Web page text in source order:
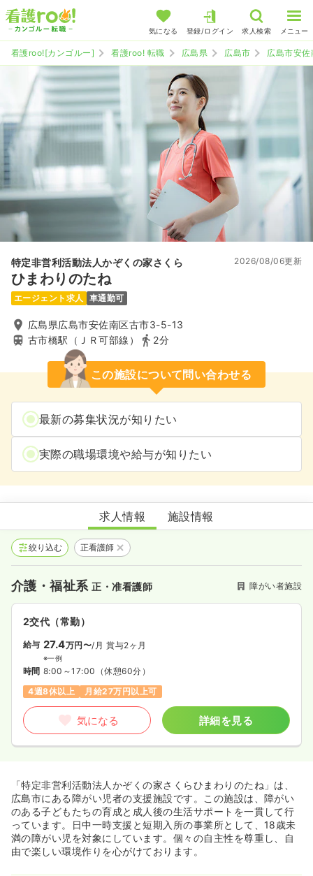
気になる 登録/ログイン 求人検索 メニュー
看護roo![カンゴルー] 看護roo! 転職 広島県 広島市 広島市安佐
特定非営利活動法人かぞくの家さくら
ひまわりのたね
2026/08/06更新
エージェント求人 車通勤可
広島県広島市安佐南区古市3-5-13
古市橋駅（ＪＲ可部線）
2分
この施設について問い合わせる
最新の募集状況が知りたい
実際の職場環境や給与が知りたい
ひまわりのたね
求人情報 施設情報
絞り込む 正看護師
介護・福祉系正・准看護師 障がい者施設
2交代（常勤）
給与 27.4万円〜/月 賞与2ヶ月
※一例
時間 8:00～17:00 （休憩60分）
4週8休以上
月給27万円以上可
気になる 詳細を見る
「特定非営利活動法人かぞくの家さくらひまわりのたね」は、
広島市にある障がい児者の支援施設です。この施設は、障がい
のある子どもたちの育成と成人後の生活サポートを一貫して行
っています。日中一時支援と短期入所の事業所として、18歳未
満の障がい児を対象にしています。個々の自主性を尊重し、自
由で楽しい環境作りを心がけております。